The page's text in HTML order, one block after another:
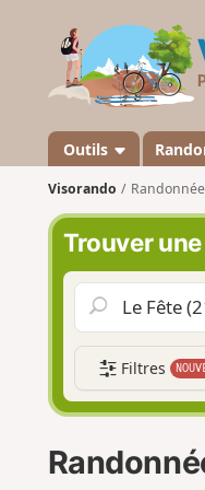
Outils
Visorando
Trouver
Filtres